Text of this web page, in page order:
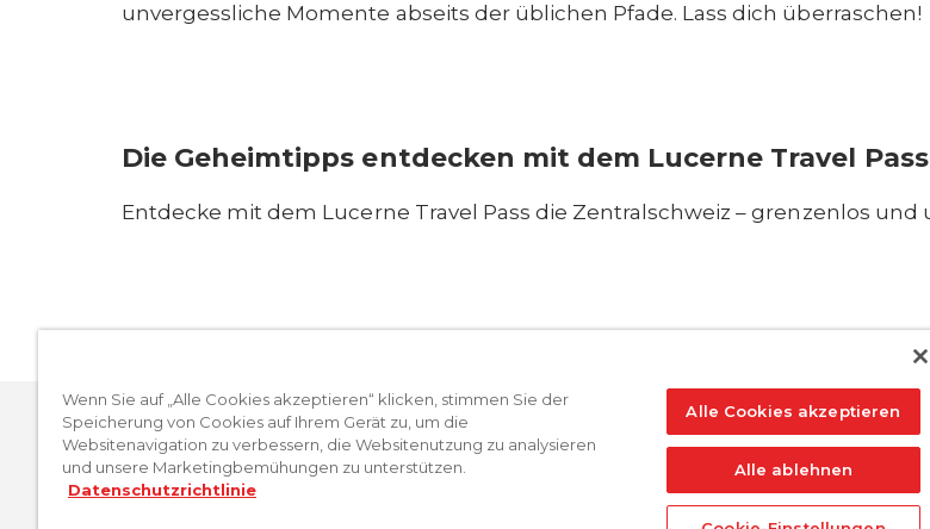
unvergessliche Momente abseits der üblichen Pfade. Lass dich überraschen!
Die Geheimtipps entdecken mit dem Lucerne Travel Pass
Wenn Sie auf „Alle Cookies akzeptieren“ klicken, stimmen Sie der
Speicherung von Cookies auf Ihrem Gerät zu, um die
Websitenavigation zu verbessern, die Websitenutzung zu analysieren
und unsere Marketingbemühungen zu unterstützen.
Datenschutzrichtlinie
Alle Cookies akzeptieren
Alle ablehnen